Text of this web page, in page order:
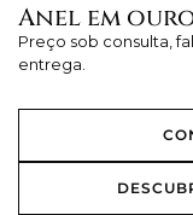
Anel em
Preço sob consulta,
entrega.